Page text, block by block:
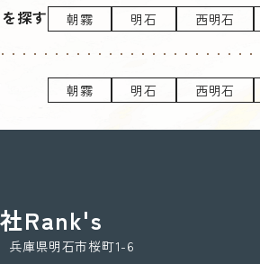
探す 朝霧 明石 西明石
朝霧 明石 西明石
Rank's
庫県明石市桜町1-6